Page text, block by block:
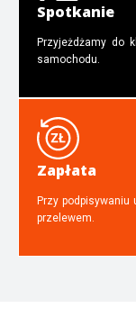
Spotkanie
Przyjeżdżamy do
samochodu.
Zapłata
Przy podpisywaniu
przelewem.